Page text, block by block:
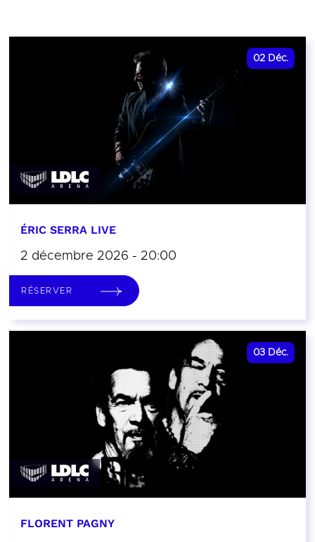
02 Déc.
ÉRIC SERRA LIVE
2 décembre 2026 - 20:00
RÉSERVER
03 Déc.
FLORENT PAGNY